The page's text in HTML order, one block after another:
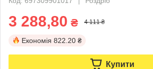
3 288,80 ₴ 4 111 ₴
Економія 822.20 ₴
Купити